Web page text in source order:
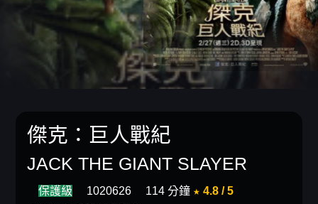
傑克：巨人戰紀
JACK THE GIANT SLAYER
保護級 1020626 114 分鐘 ★ 4.8 / 5